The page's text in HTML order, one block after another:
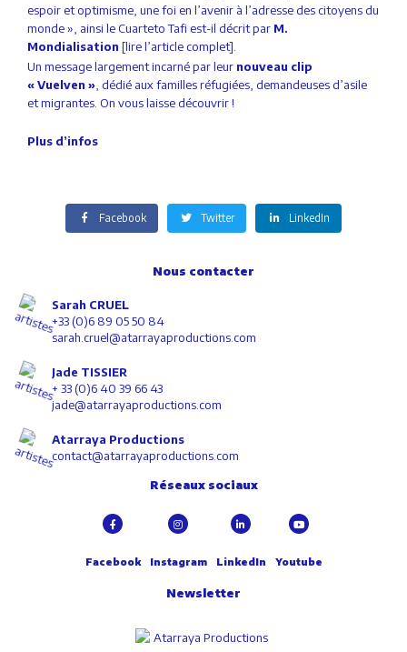
espoir et optimisme, une foi en l’avenir à l’adresse des citoyens du
monde », ainsi le Cuarteto Tafi est-il décrit par M.
Mondialisation [lire l’article complet].
Un message largement incarné par leur nouveau clip
« Vuelven » , dédié aux familles réfugiées, demandeuses d’asile
et migrantes. On vous laisse découvrir !
Plus d’infos
Facebook Twitter LinkedIn
Nous contacter
Sarah CRUEL
+33 (0)6 89 05 50 84
sarah.cruel@atarrayaproductions.com
Jade TISSIER
+ 33 (0)6 40 39 66 43
jade@atarrayaproductions.com
Atarraya Productions
contact@atarrayaproductions.com
Réseaux sociaux
Facebook Instagram LinkedIn Youtube
Newsletter